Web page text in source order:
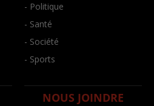
- Politique
- Santé
- Société
- Sports
NOUS JOINDRE